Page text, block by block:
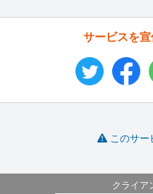
サービスを宣
このサー
クライア